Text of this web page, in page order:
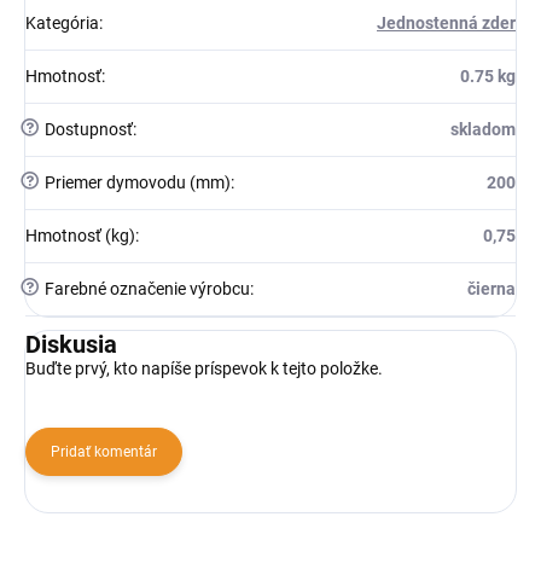
Kategória: Jednostenná zder
Hmotnosť: 0.75 kg
? Dostupnosť: skladom
? Priemer dymovodu (mm): 200
Hmotnosť (kg): 0,75
? Farebné označenie výrobcu: čierna
Diskusia
Buďte prvý, kto napíše príspevok k tejto položke.
Pridať komentár